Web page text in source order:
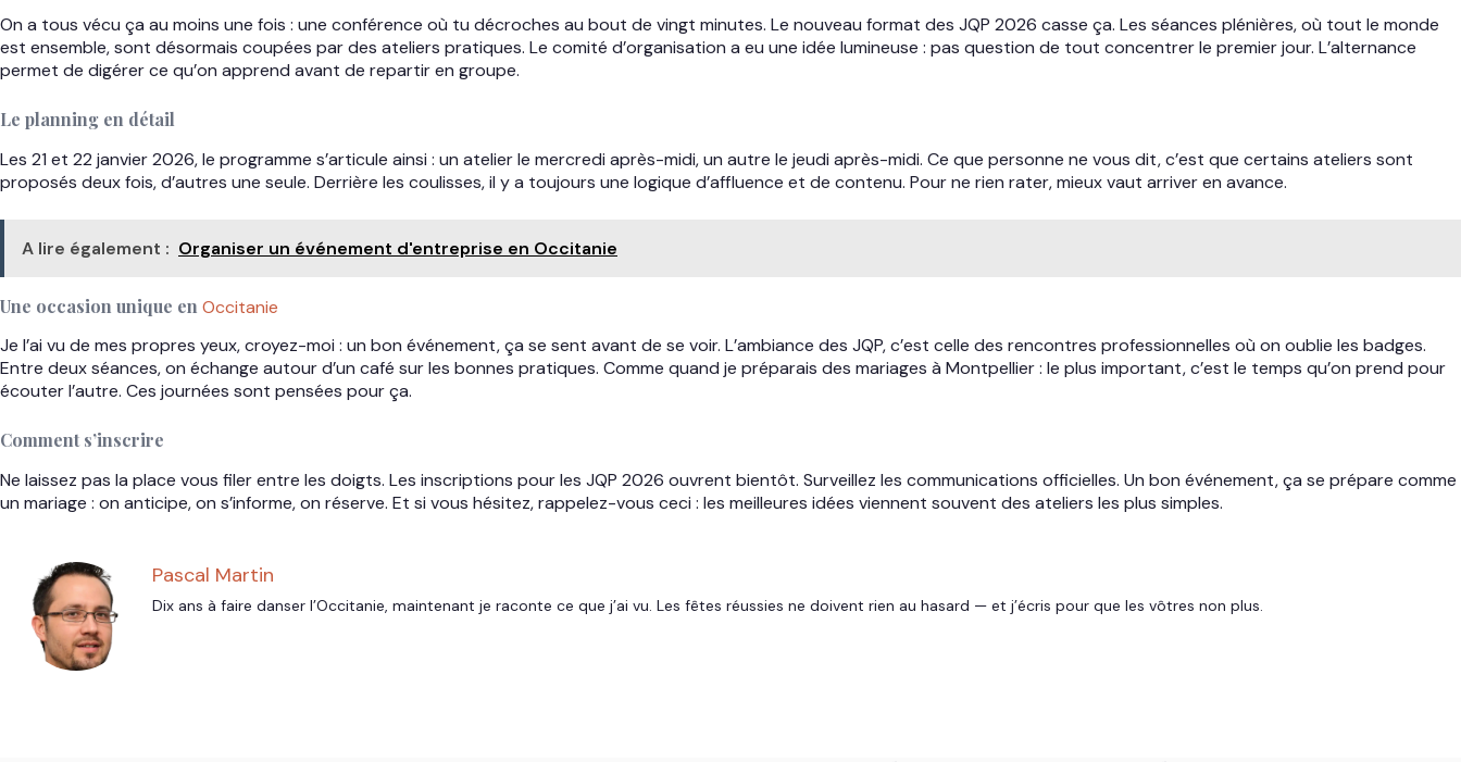
On a tous vécu ça au moins une fois : une conférence où tu décroches au bout de vingt minutes. Le nouveau format des JQP 2026 casse ça. Les séances plénières, où tout le monde
est ensemble, sont désormais coupées par des ateliers pratiques. Le comité d’organisation a eu une idée lumineuse : pas question de tout concentrer le premier jour. L’alternance
permet de digérer ce qu’on apprend avant de repartir en groupe.
Le planning en détail
Les 21 et 22 janvier 2026, le programme s’articule ainsi : un atelier le mercredi après-midi, un autre le jeudi après-midi. Ce que personne ne vous dit, c’est que certains ateliers sont
proposés deux fois, d’autres une seule. Derrière les coulisses, il y a toujours une logique d’affluence et de contenu. Pour ne rien rater, mieux vaut arriver en avance.
A lire également : Organiser un événement d'entreprise en Occitanie
Une occasion unique en Occitanie
Je l’ai vu de mes propres yeux, croyez-moi : un bon événement, ça se sent avant de se voir. L’ambiance des JQP, c’est celle des rencontres professionnelles où on oublie les badges.
Entre deux séances, on échange autour d’un café sur les bonnes pratiques. Comme quand je préparais des mariages à Montpellier : le plus important, c’est le temps qu’on prend pour
écouter l’autre. Ces journées sont pensées pour ça.
Comment s’inscrire
Ne laissez pas la place vous filer entre les doigts. Les inscriptions pour les JQP 2026 ouvrent bientôt. Surveillez les communications officielles. Un bon événement, ça se prépare comme
un mariage : on anticipe, on s’informe, on réserve. Et si vous hésitez, rappelez-vous ceci : les meilleures idées viennent souvent des ateliers les plus simples.
Pascal Martin
Dix ans à faire danser l’Occitanie, maintenant je raconte ce que j’ai vu. Les fêtes réussies ne doivent rien au hasard — et j’écris pour que les vôtres non plus.